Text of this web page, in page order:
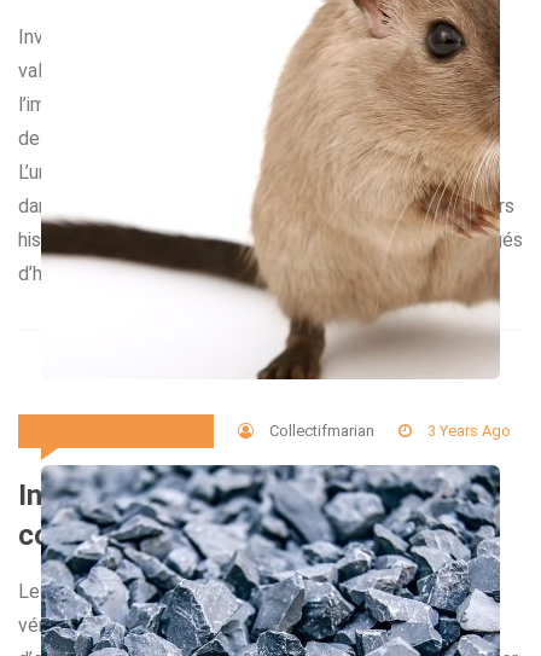
Investir dans l’immobilier est souvent perçu comme une
valeur sûre. Parmi les différentes options disponibles,
l’immobilier ancien attire de nombreux investisseurs pour
des raisons spécifiques. L’emplacement : un facteur clé
L’un des principaux atouts des logements anciens réside
dans leur emplacement. Les centres-villes ou les quartiers
historiques disposent souvent de biens immobiliers chargés
d’histoire et […]
Collectifmarian 3 Years Ago
Infestations de rats et de souris,
comment réagir ?
Les infestations de rats et de souris peuvent être un
véritable cauchemar pour les propriétaires de maisons et